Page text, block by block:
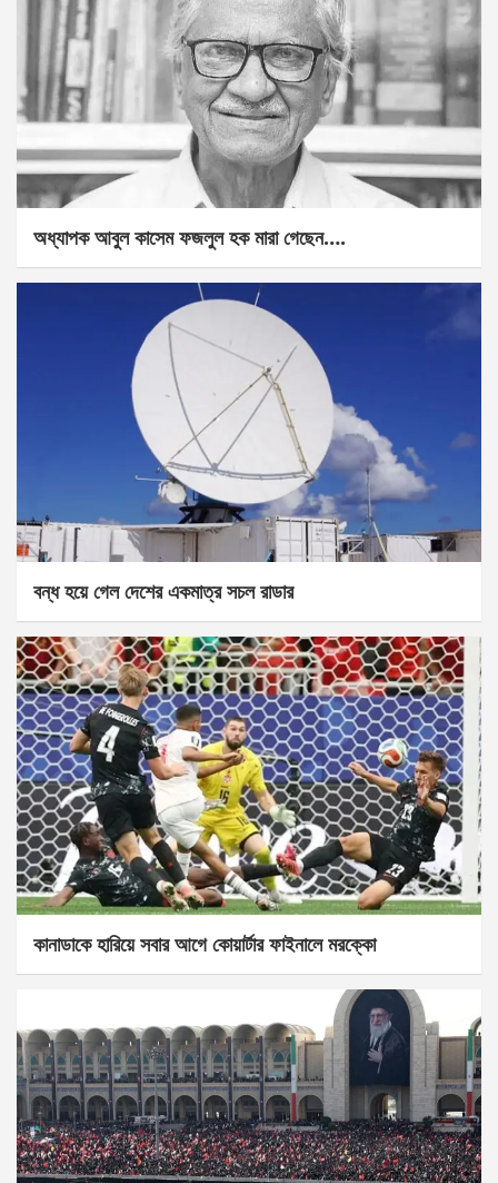
অধ্যাপক আবুল কাসেম ফজলুল হক মারা গেছেন….
বন্ধ হয়ে গেল দেশের একমাত্র সচল রাডার
কানাডাকে হারিয়ে সবার আগে কোয়ার্টার ফাইনালে মরক্কো